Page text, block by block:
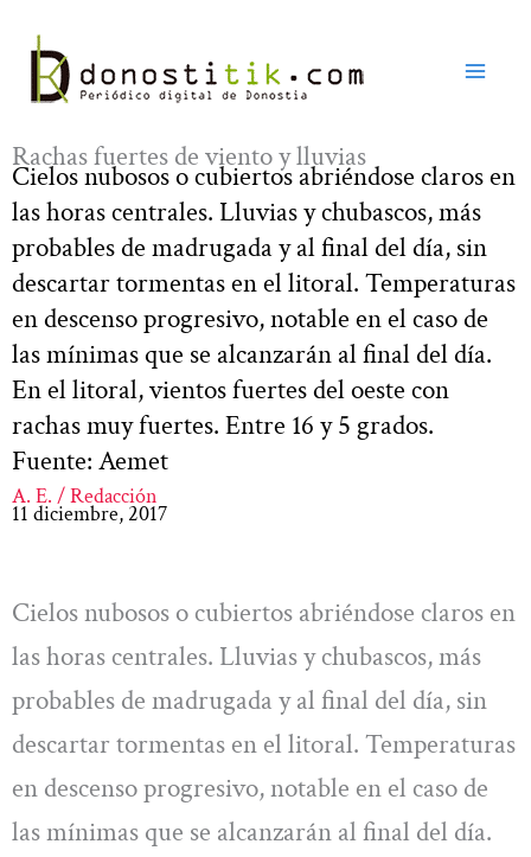
contenido
Rachas fuertes de viento y lluvias
Cielos nubosos o cubiertos abriéndose claros en
las horas centrales. Lluvias y chubascos, más
probables de madrugada y al final del día, sin
descartar tormentas en el litoral. Temperaturas
en descenso progresivo, notable en el caso de
las mínimas que se alcanzarán al final del día.
En el litoral, vientos fuertes del oeste con
rachas muy fuertes. Entre 16 y 5 grados.
Fuente: Aemet
A. E. / Redacción
11 diciembre, 2017
Cielos nubosos o cubiertos abriéndose claros en
las horas centrales. Lluvias y chubascos, más
probables de madrugada y al final del día, sin
descartar tormentas en el litoral. Temperaturas
en descenso progresivo, notable en el caso de
las mínimas que se alcanzarán al final del día.